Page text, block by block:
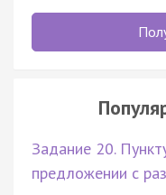
Задание 20.
предложении с